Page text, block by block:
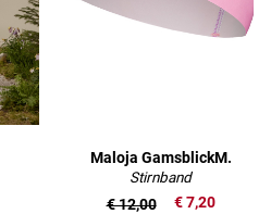
Maloja GamsblickM.
Stirnband
€ 7,20
€ 12,00